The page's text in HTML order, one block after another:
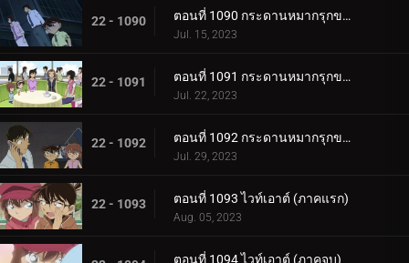
22 - 1090 ตอนที่ 1090 กระดานหมากรุกของไทโค เมจิน (ภาคหมากแรก)
Jul. 15, 2023
22 - 1091 ตอนที่ 1091 กระดานหมากรุกของไทโค เมจิน (ภาคหมากชั้นเลิศ)
Jul. 22, 2023
22 - 1092 ตอนที่ 1092 กระดานหมากรุกของไทโค เมจิน (ภาครุกฆาต)
Jul. 29, 2023
22 - 1093 ตอนที่ 1093 ไวท์เอาต์ (ภาคแรก)
Aug. 05, 2023
ตอนที่ 1094 ไวท์เอาต์ (ภาคจบ)